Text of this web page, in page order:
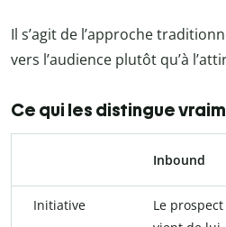
Il s’agit de l’approche
vers l’audience plutôt qu’à
Ce qui les distingue
Inbound
Initiative
Le prospect